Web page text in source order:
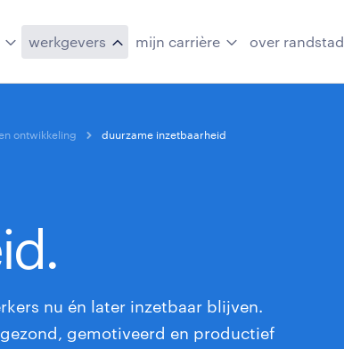
werkgevers mijn carrière over randstad
ontwikkeling duurzame inzetbaarheid
nu én later inzetbaar blijven.
gemotiveerd en productief